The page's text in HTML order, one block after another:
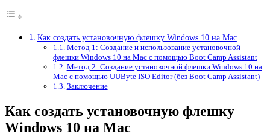
Как создать установочную флешку Windows 10 на Mac
Метод 1: Создание и использование установочной
флешки Windows 10 на Mac с помощью Boot Camp Assistant
Метод 2: Создание установочной флешки Windows 10 на
Mac с помощью UUByte ISO Editor (без Boot Camp Assistant)
Заключение
Как создать установочную флешку
Windows 10 на Mac